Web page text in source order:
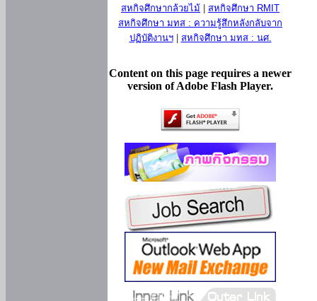
สหกิจศึกษากล้วยไม้
สหกิจศึกษา RMIT
สหกิจศึกษา มทส : ความรู้สึกหลังกลับจาก
ปฏิบัติงานฯ| สหกิจศึกษา มทส : นศ.
Content on this page requires a newer
version of Adobe Flash Player.